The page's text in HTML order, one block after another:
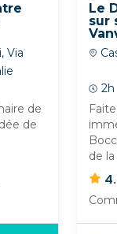
Le
sur
2h
de la
Via
de
de